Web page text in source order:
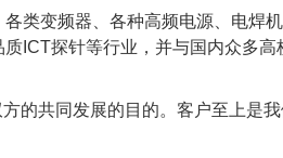
类变频器、各种高频电源、电焊机
ICT探针等行业，并与国内众多高
的共同发展的目的。客户至上是我